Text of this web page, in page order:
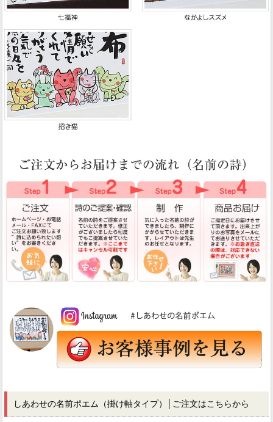
しあわせの名前ポエム（掛け軸タイプ）│ご注文はこちらから